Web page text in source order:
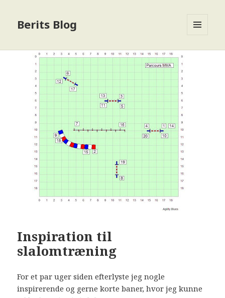
Berits Blog
Inspiration til
slalomtræning
For et par uger siden efterlyste jeg nogle
inspirerende og gerne korte baner, hvor jeg kunne